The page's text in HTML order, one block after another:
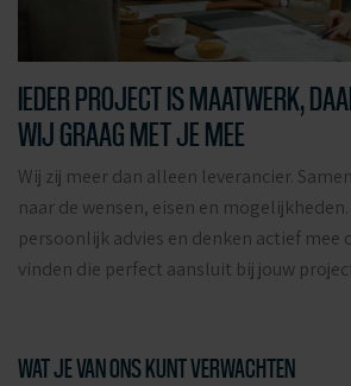
IEDER PROJECT IS MAATWERK,
WIJ GRAAG MET JE MEE
Wij zij meer dan alleen leverancier.
naar de wensen, eisen en mogelijkheden.
persoonlijk advies en denken actief mee
vinden die perfect aansluit bij jouw
WAT JE VAN ONS KUNT VERWACHTEN